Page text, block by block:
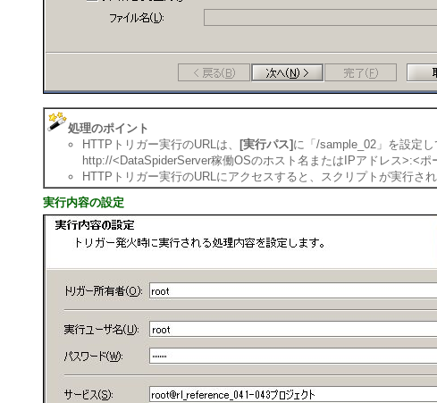
処理のポイント
HTTPトリガー実行のURLは、
[実行パス] に「/sample_02」を設定し
http://<DataSpiderServer稼働OSのホスト名またはIPアドレス>:<
HTTPトリガー実行のURLにアクセスすると、スクリプトが実行され
実行内容の設定